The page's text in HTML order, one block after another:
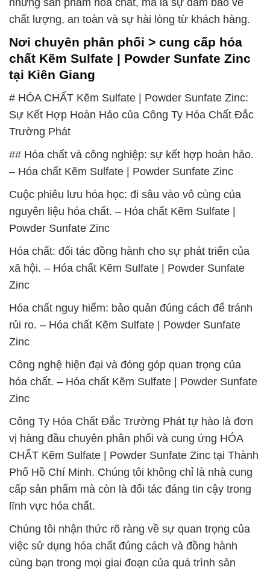
những sản phẩm hóa chất, mà là sự đảm bảo về
chất lượng, an toàn và sự hài lòng từ khách hàng.
Nơi chuyên phân phối > cung cấp hóa
chất Kẽm Sulfate | Powder Sunfate Zinc
tại Kiên Giang
# HÓA CHẤT Kẽm Sulfate | Powder Sunfate Zinc:
Sự Kết Hợp Hoàn Hảo của Công Ty Hóa Chất Đắc
Trường Phát
## Hóa chất và công nghiệp: sự kết hợp hoàn hảo.
– Hóa chất Kẽm Sulfate | Powder Sunfate Zinc
Cuộc phiêu lưu hóa học: đi sâu vào vô cùng của
nguyên liệu hóa chất. – Hóa chất Kẽm Sulfate |
Powder Sunfate Zinc
Hóa chất: đối tác đồng hành cho sự phát triển của
xã hội. – Hóa chất Kẽm Sulfate | Powder Sunfate
Zinc
Hóa chất nguy hiểm: bảo quản đúng cách để tránh
rủi ro. – Hóa chất Kẽm Sulfate | Powder Sunfate
Zinc
Công nghệ hiện đại và đóng góp quan trọng của
hóa chất. – Hóa chất Kẽm Sulfate | Powder Sunfate
Zinc
Công Ty Hóa Chất Đắc Trường Phát tự hào là đơn
vị hàng đầu chuyên phân phối và cung ứng HÓA
CHẤT Kẽm Sulfate | Powder Sunfate Zinc tại Thành
Phố Hồ Chí Minh. Chúng tôi không chỉ là nhà cung
cấp sản phẩm mà còn là đối tác đáng tin cậy trong
lĩnh vực hóa chất.
Chúng tôi nhận thức rõ ràng về sự quan trọng của
việc sử dụng hóa chất đúng cách và đồng hành
cùng bạn trong mọi giai đoạn của quá trình sản